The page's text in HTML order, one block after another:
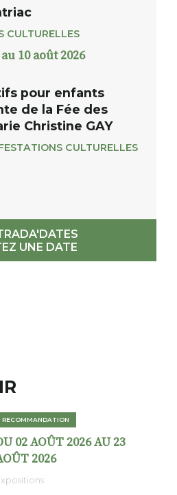
CULTURELLES
10 août 2026
pour enfants
de la Fée des
Christine GAY
CULTURELLES
UNE DATE
RECOMMANDATION
02 AOÛT 2026 AU 23
2026